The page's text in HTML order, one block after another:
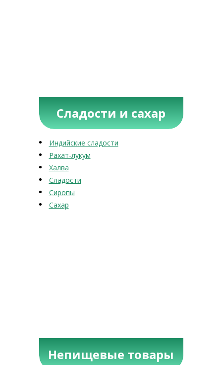
Сладости и сахар
Индийские сладости
Рахат-лукум
Халва
Сладости
Сиропы
Сахар
Непищевые товары